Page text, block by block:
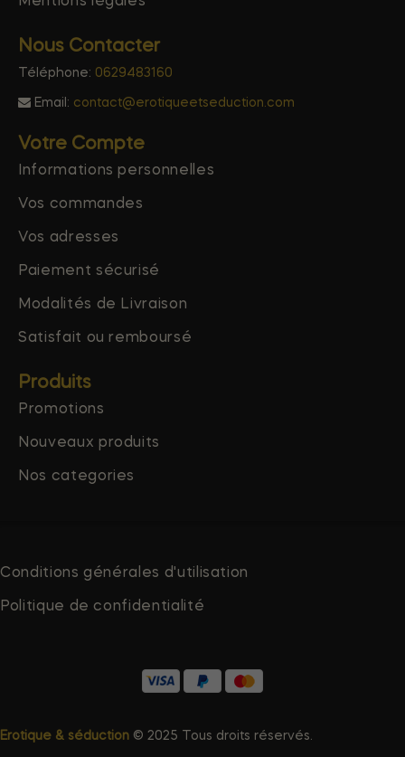
Nous Contacter
Téléphone: 0629483160
Email: contact@erotiqueetseduction.com
Votre Compte
Informations personnelles
Vos commandes
Vos adresses
Paiement sécurisé
Modalités de Livraison
Satisfait ou remboursé
Produits
Promotions
Nouveaux produits
Nos categories
Conditions générales d'utilisation
Politique de confidentialité
Erotique & séduction © 2025 Tous droits réservés.